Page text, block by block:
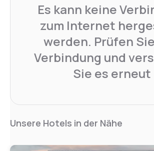
Es kann keine
zum Internet
werden. Prüfen
Verbindung und
Sie es erneut
Unsere Hotels in der Nähe